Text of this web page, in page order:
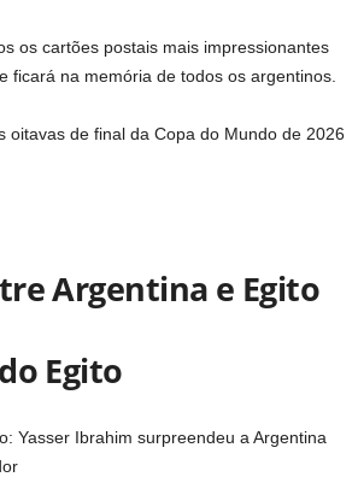
os cartões postais mais impressionantes
ficará na memória de todos os argentinos.
oitavas de final da Copa do Mundo de 2026
Argentina e Egito
Egito
Yasser Ibrahim surpreendeu a Argentina